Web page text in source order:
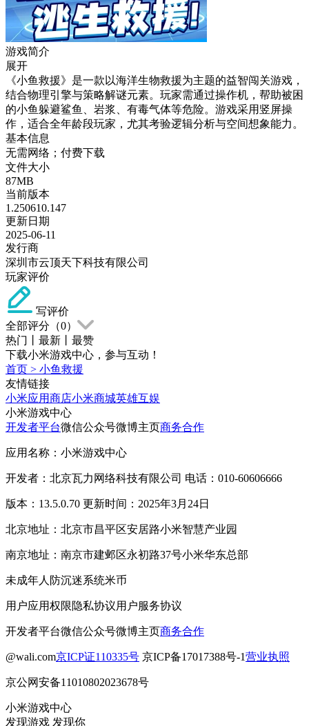
游戏简介
展开
《小鱼救援》是一款以海洋生物救援为主题的益智闯关游戏，
结合物理引擎与策略解谜元素。玩家需通过操作机，帮助被困
的小鱼躲避鲨鱼、岩浆、有毒气体等危险。游戏采用竖屏操
作，适合全年龄段玩家，尤其考验逻辑分析与空间想象能力。
基本信息
无需网络；付费下载
文件大小
87MB
当前版本
1.250610.147
更新日期
2025-06-11
发行商
深圳市云顶天下科技有限公司
玩家评价
写评价
全部评分（0）
热门
最新
最赞
下载小米游戏中心，参与互动！
首页 > 小鱼救援
友情链接
小米应用商店小米商城英雄互娱
小米游戏中心
开发者平台微信公众号微博主页商务合作
应用名称：小米游戏中心
开发者：北京瓦力网络科技有限公司 电话：010-60606666
版本：13.5.0.70 更新时间：2025年3月24日
北京地址：北京市昌平区安居路小米智慧产业园
南京地址：南京市建邺区永初路37号小米华东总部
未成年人防沉迷系统米币
用户应用权限隐私协议用户服务协议
开发者平台微信公众号微博主页商务合作
@wali.com京ICP证110335号 京ICP备17017388号-1营业执照
京公网安备11010802023678号
小米游戏中心
发现游戏 发现你